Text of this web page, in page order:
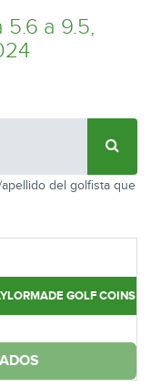
a 9.5,
del golfista que
GOLF COINS